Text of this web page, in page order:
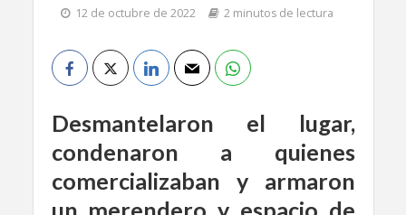
12 de octubre de 2022 2 minutos de lectura
Desmantelaron el lugar,
condenaron a quienes
comercializaban y armaron
un merendero y espacio de